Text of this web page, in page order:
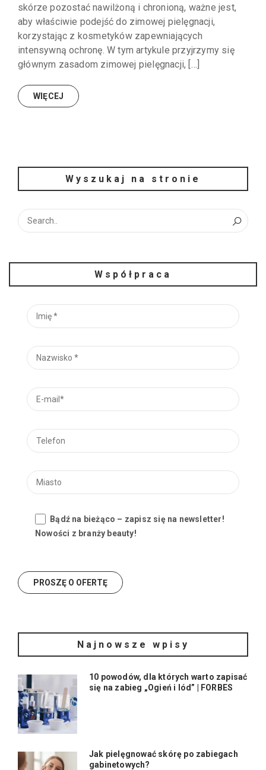
skórze pozostać nawilżoną i chronioną, ważne jest,
aby właściwie podejść do zimowej pielęgnacji,
korzystając z kosmetyków zapewniających
intensywną ochronę. W tym artykule przyjrzymy się
głównym zasadom zimowej pielęgnacji, […]
WIĘCEJ
Wyszukaj na stronie
Współpraca
Bądź na bieżąco – zapisz się na newsletter!
Nowości z branży beauty!
Najnowsze wpisy
10 powodów, dla których warto zapisać
się na zabieg „Ogień i lód” | FORBES
Jak pielęgnować skórę po zabiegach
gabinetowych?